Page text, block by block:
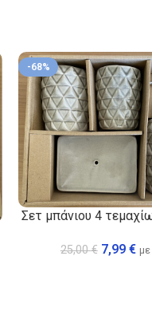
-68%
Σετ μπάνιου 4
25,00€ 7,99 €